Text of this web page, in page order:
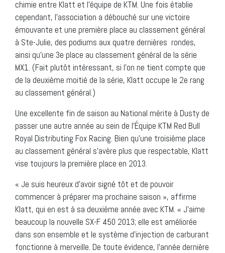
chimie entre Klatt et l’équipe de KTM. Une fois établie
cependant, l’association a débouché sur une victoire
émouvante et une première place au classement général
à Ste-Julie, des podiums aux quatre dernières rondes,
ainsi qu’une 3e place au classement général de la série
MX1. (Fait plutôt intéressant, si l’on ne tient compte que
de la deuxième moitié de la série, Klatt occupe le 2e rang
au classement général.)
Une excellente fin de saison au National mérite à Dusty de
passer une autre année au sein de l’Équipe KTM Red Bull
Royal Distributing Fox Racing. Bien qu’une troisième place
au classement général s’avère plus que respectable, Klatt
vise toujours la première place en 2013.
« Je suis heureux d’avoir signé tôt et de pouvoir
commencer à préparer ma prochaine saison », affirme
Klatt, qui en est à sa deuxième année avec KTM. « J’aime
beaucoup la nouvelle SX-F 450 2013; elle est améliorée
dans son ensemble et le système d’injection de carburant
fonctionne à merveille. De toute évidence, l’année dernière